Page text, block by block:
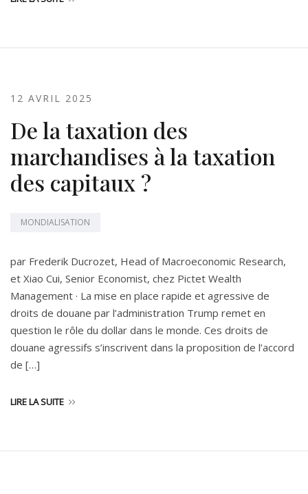
12 AVRIL 2025
De la taxation des
marchandises à la taxation
des capitaux ?
MONDIALISATION
par Frederik Ducrozet, Head of Macroeconomic Research,
et Xiao Cui, Senior Economist, chez Pictet Wealth
Management · La mise en place rapide et agressive de
droits de douane par l’administration Trump remet en
question le rôle du dollar dans le monde. Ces droits de
douane agressifs s’inscrivent dans la proposition de l’accord
de […]
LIRE LA SUITE